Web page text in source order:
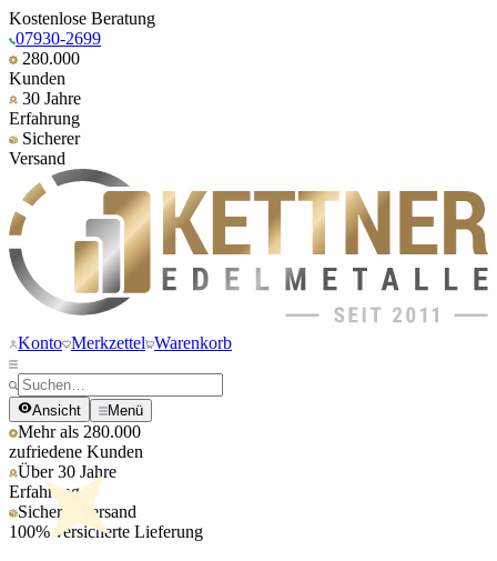
Kostenlose Beratung
07930-2699
280.000
Kunden
30 Jahre
Erfahrung
Sicherer
Versand
Konto Merkzettel Warenkorb
Ansicht Menü
Mehr als 280.000
zufriedene Kunden
Über 30 Jahre
Erfahrung
Sicherer Versand
100% versicherte Lieferung